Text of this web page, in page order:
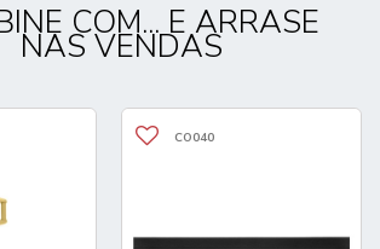
COM... E ARRASE
NAS VENDAS
CO040